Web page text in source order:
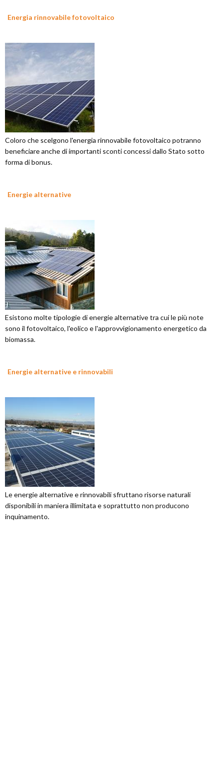
Energia rinnovabile fotovoltaico
Coloro che scelgono l'energia rinnovabile fotovoltaico potranno
beneficiare anche di importanti sconti concessi dallo Stato sotto
forma di bonus.
Energie alternative
Esistono molte tipologie di energie alternative tra cui le più note
sono il fotovoltaico, l'eolico e l'approvvigionamento energetico da
biomassa.
Energie alternative e rinnovabili
Le energie alternative e rinnovabili sfruttano risorse naturali
disponibili in maniera illimitata e soprattutto non producono
inquinamento.